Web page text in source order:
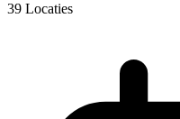
39 Locaties